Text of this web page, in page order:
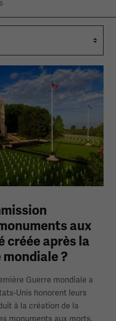
aux
créée après la
mondiale ?
Guerre mondiale a
Unis honorent leurs
à la création de la
monuments aux morts.